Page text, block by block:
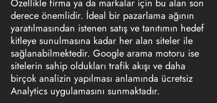
Özellikle firma ya da markalar için bu alan son
derece önemlidir. İdeal bir pazarlama ağının
yaratılmasından istenen satış ve tanıtımın hedef
kitleye sunulmasına kadar her alan siteler ile
sağlanabilmektedir. Google arama motoru ise
sitelerin sahip oldukları trafik akışı ve daha
birçok analizin yapılması anlamında ücretsiz
Analytics uygulamasını sunmaktadır.